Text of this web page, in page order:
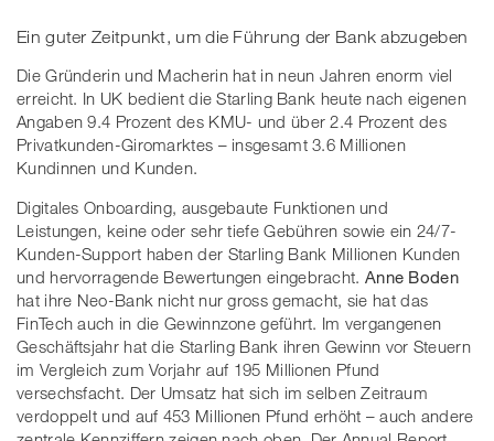
Ein guter Zeitpunkt, um die Führung der Bank abzugeben
Die Gründerin und Macherin hat in neun Jahren enorm viel
erreicht. In UK bedient die Starling Bank heute nach eigenen
Angaben 9.4 Prozent des KMU- und über 2.4 Prozent des
Privatkunden-Giromarktes – insgesamt 3.6 Millionen
Kundinnen und Kunden.
Digitales Onboarding, ausgebaute Funktionen und
Leistungen, keine oder sehr tiefe Gebühren sowie ein 24/7-
Kunden-Support haben der Starling Bank Millionen Kunden
und hervorragende Bewertungen eingebracht. Anne Boden
hat ihre Neo-Bank nicht nur gross gemacht, sie hat das
FinTech auch in die Gewinnzone geführt. Im vergangenen
Geschäftsjahr hat die Starling Bank ihren Gewinn vor Steuern
im Vergleich zum Vorjahr auf 195 Millionen Pfund
versechsfacht. Der Umsatz hat sich im selben Zeitraum
verdoppelt und auf 453 Millionen Pfund erhöht – auch andere